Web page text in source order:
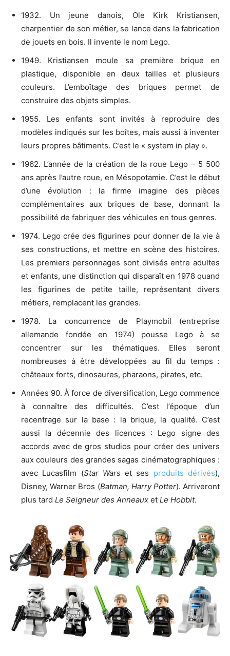
1932. Un jeune danois, Ole Kirk Kristiansen,
charpentier de son métier, se lance dans la fabrication
de jouets en bois. Il invente le nom Lego.
1949. Kristiansen moule sa première brique en
plastique, disponible en deux tailles et plusieurs
couleurs. L’emboîtage des briques permet de
construire des objets simples.
1955. Les enfants sont invités à reproduire des
modèles indiqués sur les boîtes, mais aussi à inventer
leurs propres bâtiments. C’est le « system in play ».
1962. L’année de la création de la roue Lego – 5 500
ans après l’autre roue, en Mésopotamie. C’est le début
d’une évolution : la firme imagine des pièces
complémentaires aux briques de base, donnant la
possibilité de fabriquer des véhicules en tous genres.
1974. Lego crée des figurines pour donner de la vie à
ses constructions, et mettre en scène des histoires.
Les premiers personnages sont divisés entre adultes
et enfants, une distinction qui disparaît en 1978 quand
les figurines de petite taille, représentant divers
métiers, remplacent les grandes.
1978. La concurrence de Playmobil (entreprise
allemande fondée en 1974) pousse Lego à se
concentrer sur les thématiques. Elles seront
nombreuses à être développées au fil du temps :
châteaux forts, dinosaures, pharaons, pirates, etc.
Années 90. À force de diversification, Lego commence
à connaître des difficultés. C’est l’époque d’un
recentrage sur la base : la brique, la qualité. C’est
aussi la décennie des licences : Lego signe des
accords avec de gros studios pour créer des univers
aux couleurs des grandes sagas cinématographiques :
avec Lucasfilm (Star Wars et ses produits dérivés),
Disney, Warner Bros (Batman, Harry Potter). Arriveront
plus tard Le Seigneur des Anneaux et Le Hobbit.